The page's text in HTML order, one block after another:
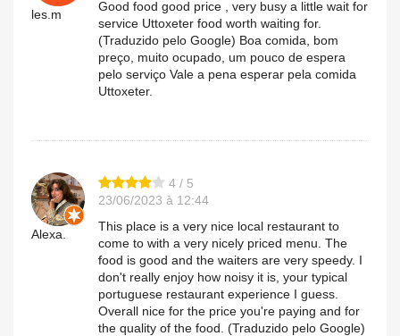
les.m
Good food good price , very busy a little wait for
service Uttoxeter food worth waiting for.
(Traduzido pelo Google) Boa comida, bom
preço, muito ocupado, um pouco de espera
pelo serviço Vale a pena esperar pela comida
Uttoxeter.
Alexa.
4 / 5
23/06/2023 à 12:44
This place is a very nice local restaurant to
come to with a very nicely priced menu. The
food is good and the waiters are very speedy. I
don't really enjoy how noisy it is, your typical
portuguese restaurant experience I guess.
Overall nice for the price you're paying and for
the quality of the food. (Traduzido pelo Google)